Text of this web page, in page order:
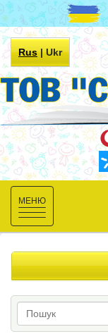
Rus|Ukr
Toggle
navigation